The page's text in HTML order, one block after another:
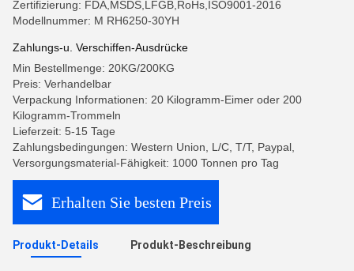
Zertifizierung: FDA,MSDS,LFGB,RoHs,ISO9001-2016
Modellnummer: M RH6250-30YH
Zahlungs-u. Verschiffen-Ausdrücke
Min Bestellmenge: 20KG/200KG
Preis: Verhandelbar
Verpackung Informationen: 20 Kilogramm-Eimer oder 200
Kilogramm-Trommeln
Lieferzeit: 5-15 Tage
Zahlungsbedingungen: Western Union, L/C, T/T, Paypal,
Versorgungsmaterial-Fähigkeit: 1000 Tonnen pro Tag
Erhalten Sie besten Preis
Produkt-Details Produkt-Beschreibung